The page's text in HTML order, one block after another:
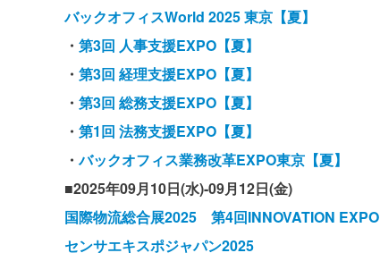
バックオフィスWorld 2025 東京【夏】
・ 第3回 人事支援EXPO【夏】
・ 第3回 経理支援EXPO【夏】
・ 第3回 総務支援EXPO【夏】
・ 第1回 法務支援EXPO【夏】
・バックオフィス業務改革EXPO東京【夏】
■2025年09月10日(水)-09月12日(金)
国際物流総合展2025 第4回INNOVATION EXPO
センサエキスポジャパン2025